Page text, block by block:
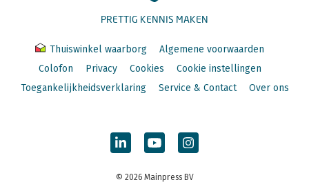
PRETTIG KENNIS MAKEN
Thuiswinkel waarborg
Algemene voorwaarden
Colofon
Privacy Cookies
Cookie instellingen
Toegankelijkheidsverklaring
Service & Contact Over ons
© 2026 Mainpress BV